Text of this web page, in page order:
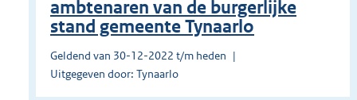
ambtenaren van de burgerlijke
stand gemeente Tynaarlo
Geldend van 30-12-2022 t/m heden
Uitgegeven door: Tynaarlo